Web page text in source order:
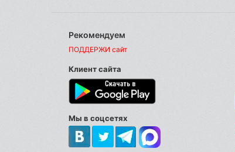
Рекомендуем
ПОДДЕРЖИ сайт
Клиент сайта
Мы в соцсетях